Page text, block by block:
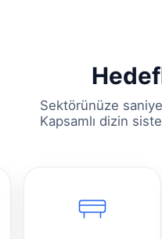
Sektörünüze
Kapsamlı dizin